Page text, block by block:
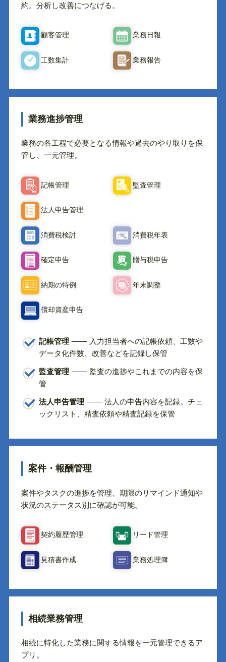
約。分析し改善につなげる。
顧客管理 業務日報
工数集計 業務報告
業務進捗管理
業務の各工程で必要となる情報や過去のやり取りを保
管し、一元管理。
記帳管理 監査管理
法人申告管理
消費税検討 消費税年表
確定申告 贈与税申告
納期の特例 年末調整
償却資産申告
記帳管理
入力担当者への記帳依頼、工数や
データ化件数、改善などを記録し保管
監査管理
監査の進捗やこれまでの内容を保
管
法人申告管理
法人の申告内容を記録。チェ
ックリスト、精査依頼や精査記録を保管
案件・報酬管理
案件やタスクの進捗を管理、期限のリマインド通知や
状況のステータス別に確認が可能。
契約履歴管理 リード管理
見積書作成 業務処理簿
相続業務管理
相続に特化した業務に関する情報を一元管理できるア
プリ。